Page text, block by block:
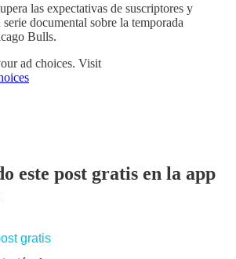
las expectativas de suscriptores y
documental sobre la temporada
Bulls.
ad choices. Visit
este post gratis en la app
gratis